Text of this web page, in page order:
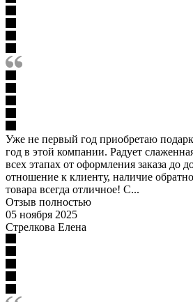
Уже не первый год приобретаю
год в этой компании. Радует
всех этапах от оформления заказа до
отношение к клиенту, наличие
товара всегда отличное! С...
Отзыв полностью
05 ноября 2025
Стрелкова Елена